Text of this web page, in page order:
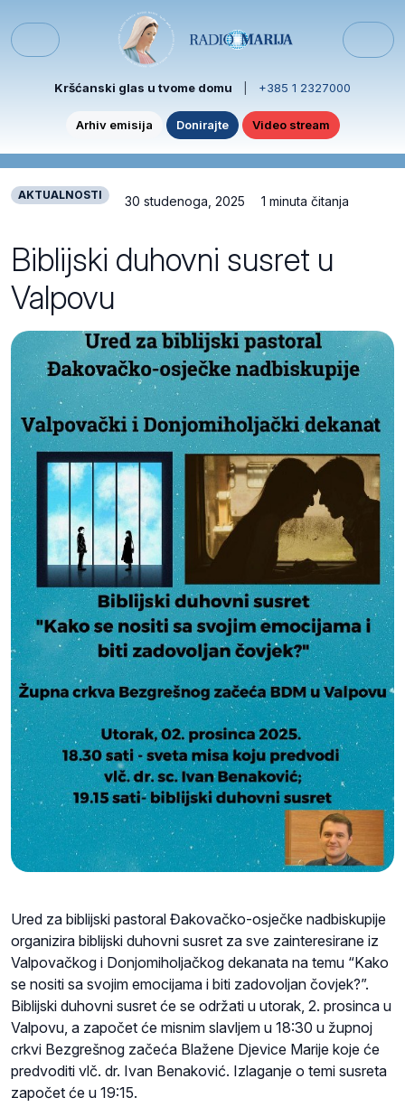
Menu
Kršćanski glas u tvome domu +385 1 2327000
Arhiv emisija Donirajte Video stream
AKTUALNOSTI 30 studenoga, 2025 1 minuta čitanja
Biblijski duhovni susret u
Valpovu
Ured za biblijski pastoral Đakovačko-osječke nadbiskupije
organizira biblijski duhovni susret za sve zainteresirane iz
Valpovačkog i Donjomiholjačkog dekanata na temu “Kako
se nositi sa svojim emocijama i biti zadovoljan čovjek?”.
Biblijski duhovni susret će se održati u utorak, 2. prosinca u
Valpovu, a započet će misnim slavljem u 18:30 u župnoj
crkvi Bezgrešnog začeća Blažene Djevice Marije koje će
predvoditi vlč. dr. Ivan Benaković. Izlaganje o temi susreta
započet će u 19:15.